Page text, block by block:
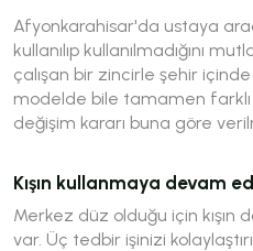
Afyonkarahisar'da ustaya
kullanılıp kullanılmadığını
çalışan bir zincirle şehir içinde
modelde bile tamamen
değişim kararı buna göre
Kışın kullanmaya devam
Merkez düz olduğu için kışın
var. Üç tedbir işinizi